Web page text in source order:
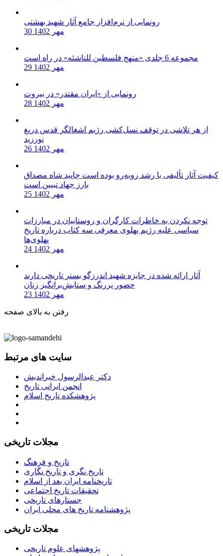
رونمایی از نرم‌افزار جامع آثار شهید بهشتی
30 مهر 1402
مجموعه 6 جلدی «منهج فلسطین للناشئه» در راه است
29 مهر 1402
رونمایی از «ایران مقتدر» در بیروت
28 مهر 1402
از هر تلاشی در توقف نسل‌کشی رژیم اشغالگر قدس دریغ
نورزید
26 مهر 1402
کیفیت آثار تألیفی با رشد روبه‌رو بوده است چاپید شاه مصداق
بارز جهاد تبیین است
25 مهر 1402
توجه نکردن به خاطرات کارگران و روستاییان در مبارزات
سیاسی علیه رژیم پهلوی معرفی سه کتاب درباره تاریخ
پهلوی‌ها
24 مهر 1402
آثار ارائه شده در جایزه شهید اندرزگو بستر تاریخی دارند
حضور پررنگ و ستایش‌برانگیز زنان
23 مهر 1402
رفتن به بالای صفحه
سایت های مرتبط
دکتر عبدالرسول خیراندیش
انجمن ایرانی تاریخ
پژوهشکده تاریخ اسلام
مجلات تاریخی
تاریخ و فرهنگ
تاریخ نگری و تاریخ نگاری
تاریخنامه ایران بعد از اسلام
تحقیقات تاریخ اجتماعی
جستارهای تاریخی
پژوهشنامه تاریخ های محلی ایران
مجلات تاریخی
پژوهشهای علوم تاریخی